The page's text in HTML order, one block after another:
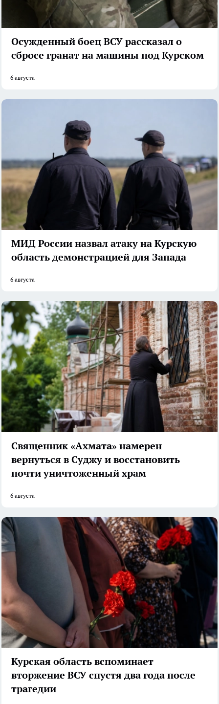
Осужденный боец ВСУ рассказал о
сбросе гранат на машины под Курском
6 августа
МИД России назвал атаку на Курскую
область демонстрацией для Запада
6 августа
Священник «Ахмата» намерен
вернуться в Суджу и восстановить
почти уничтоженный храм
6 августа
Курская область вспоминает
вторжение ВСУ спустя два года после
трагедии